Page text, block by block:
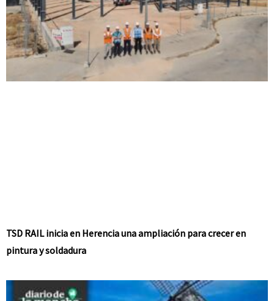
TSD RAIL inicia en Herencia una ampliación para crecer en
pintura y soldadura